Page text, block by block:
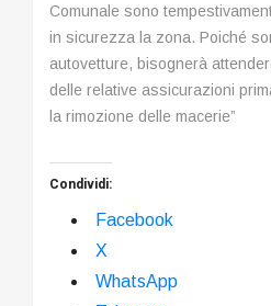
Comunale sono
in sicurezza la zona. Poiché
autovetture, bisognerà
delle relative assicurazioni
la rimozione delle macerie”
Condividi:
Facebook
X
WhatsApp